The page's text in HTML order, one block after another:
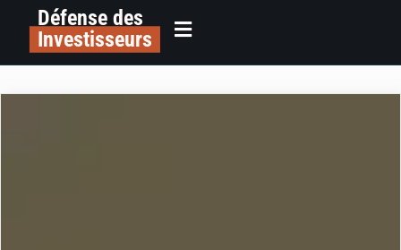
Défense des
Investisseurs